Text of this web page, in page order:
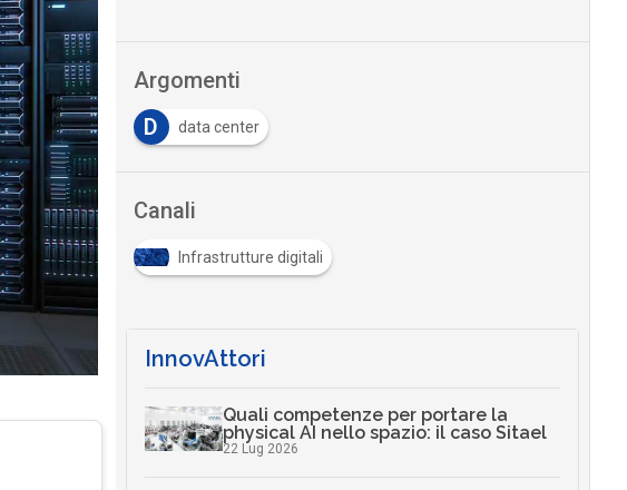
Argomenti
D
data center
Canali
Infrastrutture digitali
InnovAttori
Quali competenze per portare la
physical AI nello spazio: il caso Sitael
22 Lug 2026